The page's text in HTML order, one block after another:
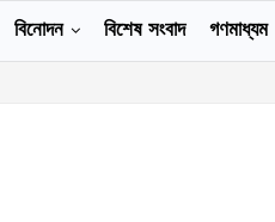
বিনোদন বিশেষ সংবাদ গণমাধ্যম